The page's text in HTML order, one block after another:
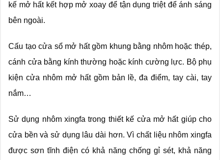
kế mở hất kết hợp mở xoay để tận dụng triệt để ánh sáng
bên ngoài.
Cấu tạo cửa sổ mở hất gồm khung bằng nhôm hoặc thép,
cánh cửa bằng kính thường hoặc kính cường lực. Bộ phụ
kiện cửa nhôm mở hất gồm bản lề, đa điểm, tay cài, tay
nắm…
Sử dụng nhôm xingfa trong thiết kế cửa mở hất giúp cho
cửa bền và sử dụng lâu dài hơn. Vì chất liệu nhôm xingfa
được sơn tĩnh điện có khả năng chống gỉ sét, khả năng